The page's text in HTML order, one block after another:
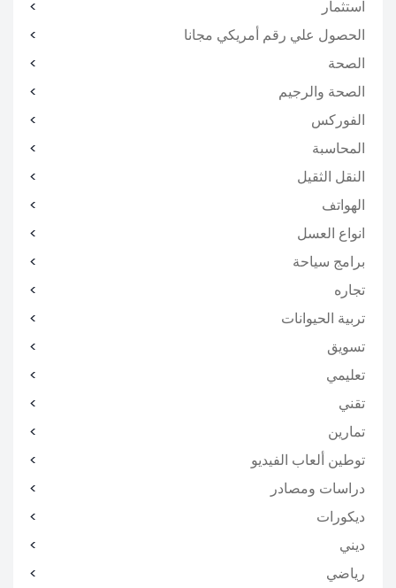
استثمار
الحصول علي رقم أمريكي مجانا
الصحة
الصحة والرجيم
الفوركس
المحاسبة
النقل الثقيل
الهواتف
انواع العسل
برامج سياحة
تجاره
تربية الحيوانات
تسويق
تعليمي
تقني
تمارين
توطين ألعاب الفيديو
دراسات ومصادر
ديكورات
ديني
رياضي